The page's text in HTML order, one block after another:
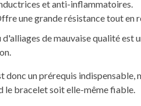
et anti-inflammatoires.
une grande résistance tout en
de mauvaise qualité est
donc un prérequis indispensable,
le bracelet soit elle-même fiable.